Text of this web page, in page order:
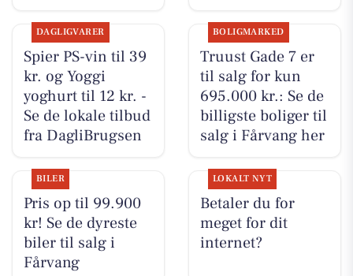
DAGLIGVARER
Spier PS-vin til 39
kr. og Yoggi
yoghurt til 12 kr. -
Se de lokale tilbud
fra DagliBrugsen
BOLIGMARKED
Truust Gade 7 er
til salg for kun
695.000 kr.: Se de
billigste boliger til
salg i Fårvang her
BILER
Pris op til 99.900
kr! Se de dyreste
biler til salg i
Fårvang
LOKALT NYT
Betaler du for
meget for dit
internet?